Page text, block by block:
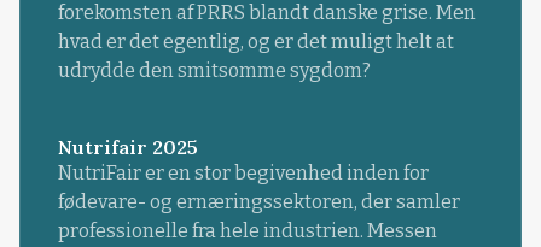
forekomsten af PRRS blandt danske grise. Men
hvad er det egentlig, og er det muligt helt at
udrydde den smitsomme sygdom?
Nutrifair 2025
NutriFair er en stor begivenhed inden for
fødevare- og ernæringssektoren, der samler
professionelle fra hele industrien. Messen